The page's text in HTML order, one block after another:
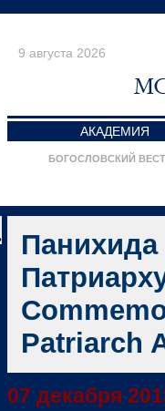
9 августа 2026
АКАДЕМИЯ
БОГОСЛОВСКИЙ
Patriarch
07 декабря